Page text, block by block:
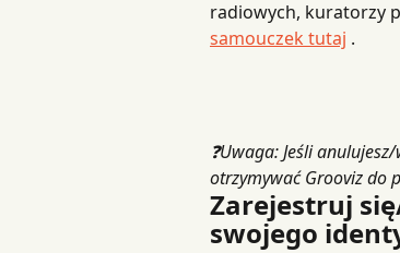
radiowych, kuratorzy
samouczek tutaj .
❓Uwaga:Jeśli
otrzymywać Grooviz do
Zarejestruj
swojego